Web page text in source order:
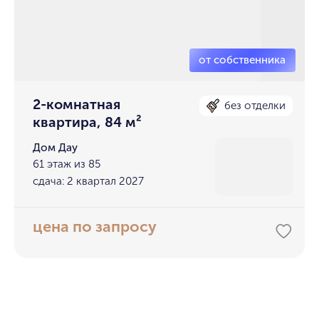
2-комнатная
квартира, 84 м²
без отделки
Дом Дау
61 этаж из 85
сдача: 2 квартал 2027
цена по запросу